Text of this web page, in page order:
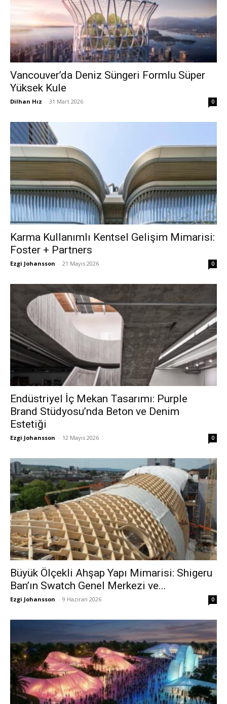
Vancouver’da Deniz Süngeri Formlu Süper
Yüksek Kule
Dilhan Hız - 31 Mart 2026 0
Karma Kullanımlı Kentsel Gelişim Mimarisi:
Foster + Partners
Ezgi Johansson - 21 Mayıs 2026 0
Endüstriyel İç Mekan Tasarımı: Purple
Brand Stüdyosu’nda Beton ve Denim
Estetiği
Ezgi Johansson - 12 Mayıs 2026 0
Büyük Ölçekli Ahşap Yapı Mimarisi: Shigeru
Ban’ın Swatch Genel Merkezi ve...
Ezgi Johansson - 9 Haziran 2026 0